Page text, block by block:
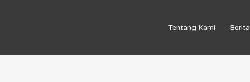
Tentang Kami Berita